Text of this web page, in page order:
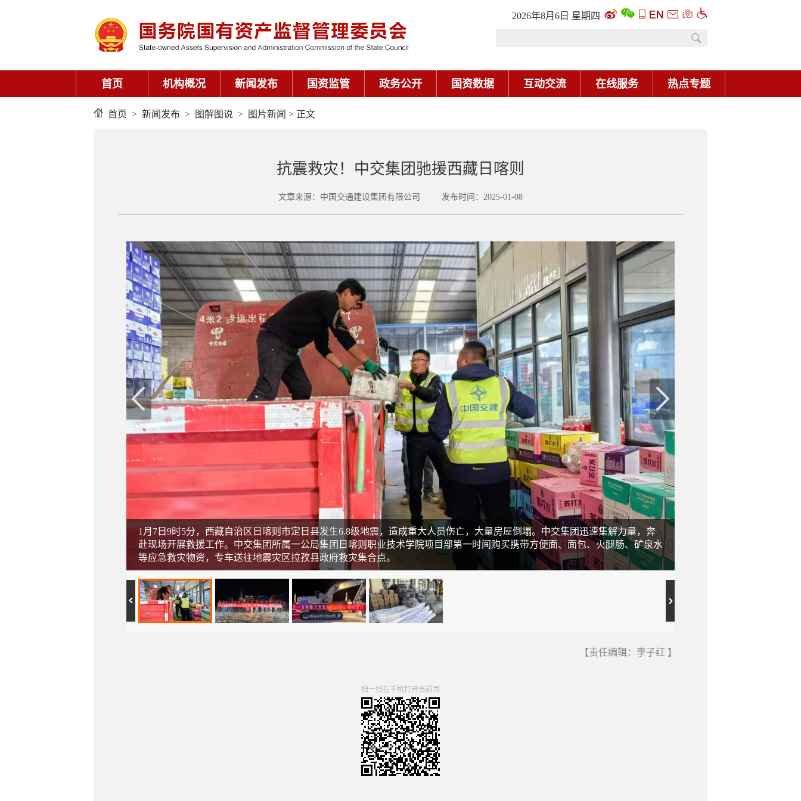
2026年8月6日 星期四
首页 机构概况 新闻发布 国资监管 政务公开 国资数据 互动交流 在线服务 热点专题
首页 > 新闻发布 > 图解图说 > 图片新闻 > 正文
抗震救灾！中交集团驰援西藏日喀则
文章来源：中国交通建设集团有限公司 发布时间：2025-01-08
1月7日9时5分，西藏自治区日喀则市定日县发生6.8级地震，造成重大人员伤亡，大量房屋倒塌。中交集团迅速集解力量，奔
赴现场开展救援工作。中交集团所属一公局集团日喀则职业技术学院项目部第一时间购买携带方便面、面包、火腿肠、矿泉水
等应急救灾物资，专车送往地震灾区拉孜县政府救灾集合点。
【责任编辑：李子红 】
扫一扫在手机打开当前页